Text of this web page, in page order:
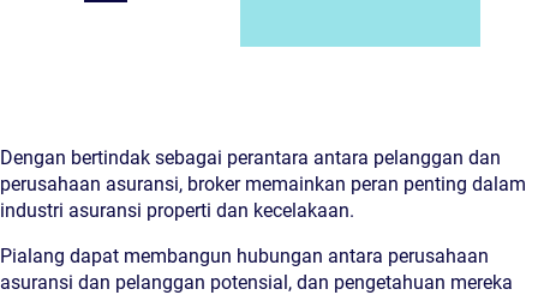
Dengan bertindak sebagai perantara antara pelanggan dan
perusahaan asuransi, broker memainkan peran penting dalam
industri asuransi properti dan kecelakaan.
Pialang dapat membangun hubungan antara perusahaan
asuransi dan pelanggan potensial, dan pengetahuan mereka